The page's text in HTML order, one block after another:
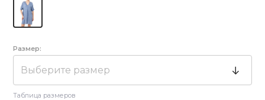
Размер:
Выберите размер
Таблица размеров